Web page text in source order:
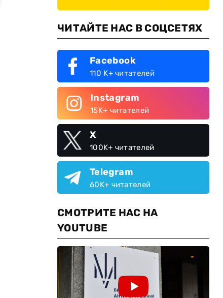
ЧИТАЙТЕ НАС В СОЦСЕТЯХ
Facebook
110 K+ читателей
Instagram
15K+ читателей
X
100K+ читателей
Telegram
60K+ читателей
СМОТРИТЕ НАС НА
YOUTUBE